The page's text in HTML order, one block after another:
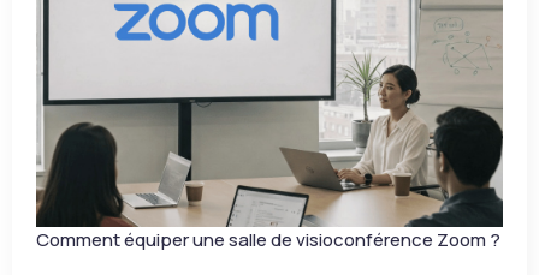
Comment équiper une salle de visioconférence Zoom ?